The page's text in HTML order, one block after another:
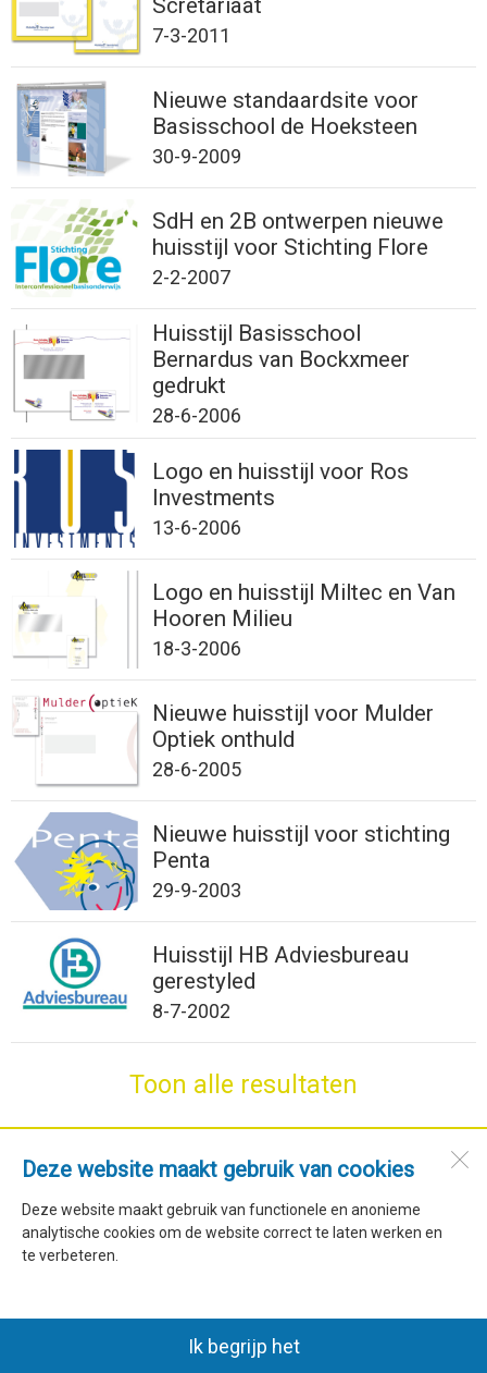
Deze website maakt gebruik van cookies
Deze website maakt gebruik van functionele en anonieme
analytische cookies om de website correct te laten werken en
te verbeteren.
Ik begrijp het
Scretariaat
7-3-2011
Nieuwe standaardsite voor
Basisschool de Hoeksteen
30-9-2009
SdH en 2B ontwerpen nieuwe
huisstijl voor Stichting Flore
2-2-2007
Huisstijl Basisschool
Bernardus van Bockxmeer
gedrukt
28-6-2006
Logo en huisstijl voor Ros
Investments
13-6-2006
Logo en huisstijl Miltec en Van
Hooren Milieu
18-3-2006
Nieuwe huisstijl voor Mulder
Optiek onthuld
28-6-2005
Nieuwe huisstijl voor stichting
Penta
29-9-2003
Huisstijl HB Adviesbureau
gerestyled
8-7-2002
Toon alle resultaten
SdH Vormgeving
1744 GMStroet (NH)
SdH Vormgeving |Ziber DS4